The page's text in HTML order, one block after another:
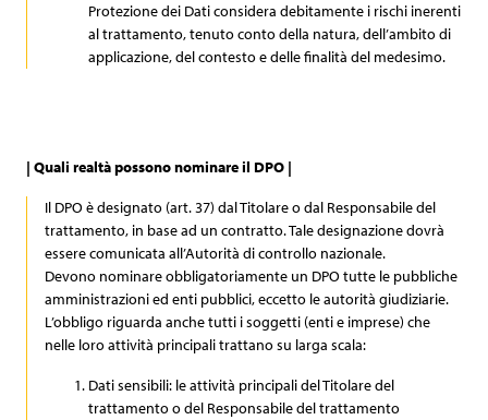
Protezione dei Dati considera debitamente i rischi inerenti
al trattamento, tenuto conto della natura, dell’ambito di
applicazione, del contesto e delle finalità del medesimo.
| Quali realtà possono nominare il DPO |
Il DPO è designato (art. 37) dal Titolare o dal Responsabile del
trattamento, in base ad un contratto. Tale designazione dovrà
essere comunicata all’Autorità di controllo nazionale.
Devono nominare obbligatoriamente un DPO tutte le pubbliche
amministrazioni ed enti pubblici, eccetto le autorità giudiziarie.
L’obbligo riguarda anche tutti i soggetti (enti e imprese) che
nelle loro attività principali trattano su larga scala:
Dati sensibili: le attività principali del Titolare del
trattamento o del Responsabile del trattamento